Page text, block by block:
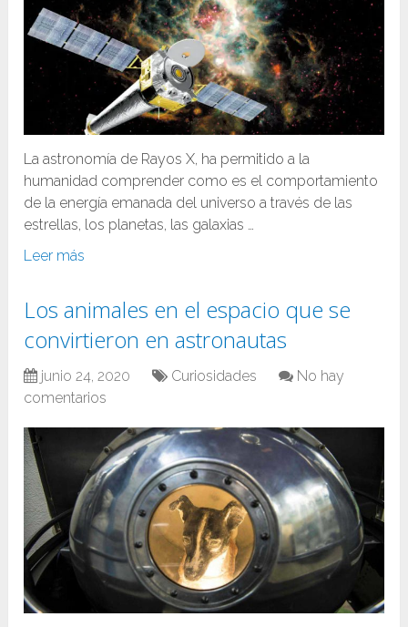
La astronomía de Rayos X, ha permitido a la
humanidad comprender como es el comportamiento
de la energía emanada del universo a través de las
estrellas, los planetas, las galaxias …
Leer más
Los animales en el espacio que se
convirtieron en astronautas
junio 24, 2020 Curiosidades
No hay
comentarios